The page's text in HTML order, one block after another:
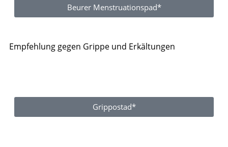
Beurer Menstruationspad*
Empfehlung gegen Grippe und Erkältungen
Grippostad*